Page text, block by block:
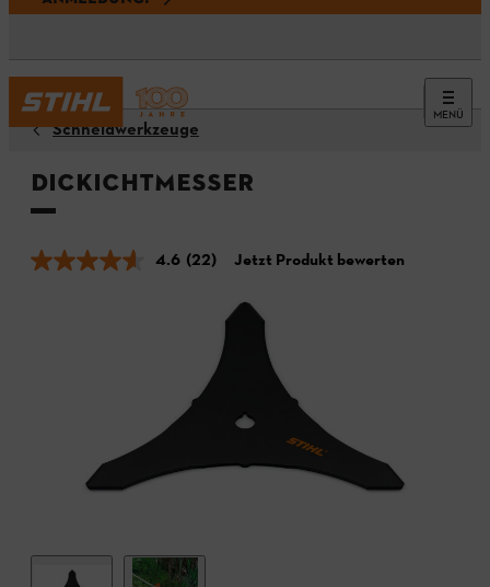
MENÜ
Schneidwerkzeuge
Dickichtmesser
4.6 (22) Jetzt Produkt bewerten